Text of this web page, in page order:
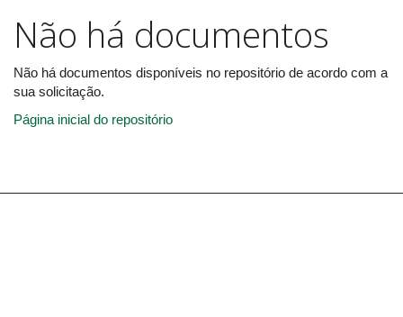
Não há documentos
Não há documentos disponíveis no repositório de acordo com a
sua solicitação.
Página inicial do repositório